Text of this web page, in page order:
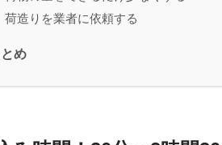
荷造りを業者に依頼する
とめ